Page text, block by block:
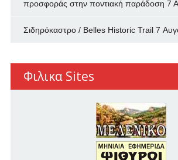
προσφοράς στην ποντιακή παράδοση 7
Σιδηρόκαστρο / Belles Historic Trail 7
Φιλικα Sites